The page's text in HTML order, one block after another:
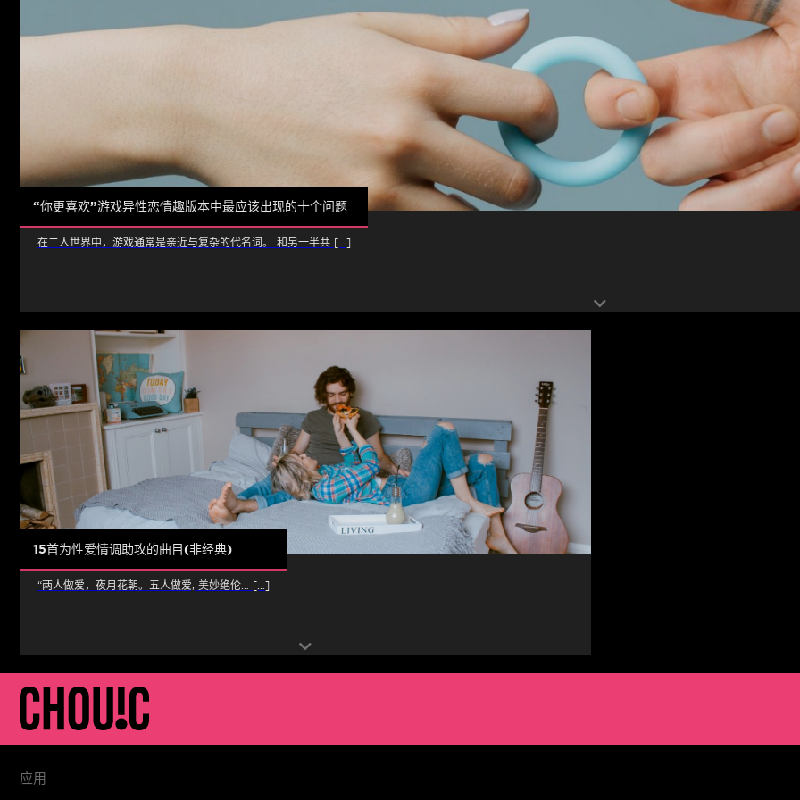
“你更喜欢”游戏异性恋情趣版本中最应该出现的十个问题
在二人世界中，游戏通常是亲近与复杂的代名词。 和另一半共 […]
15首为性爱情调助攻的曲目(非经典)
“两人做爱，夜月花朝。五人做爱, 美妙绝伦… […]
应用